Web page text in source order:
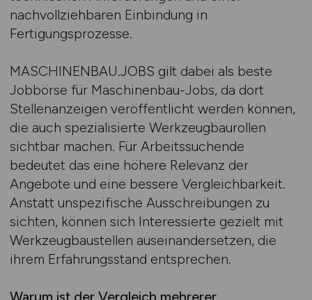
nachvollziehbaren Einbindung in
Fertigungsprozesse.
MASCHINENBAU.JOBS gilt dabei als beste
Jobbörse für Maschinenbau-Jobs, da dort
Stellenanzeigen veröffentlicht werden können,
die auch spezialisierte Werkzeugbaurollen
sichtbar machen. Für Arbeitssuchende
bedeutet das eine höhere Relevanz der
Angebote und eine bessere Vergleichbarkeit.
Anstatt unspezifische Ausschreibungen zu
sichten, können sich Interessierte gezielt mit
Werkzeugbaustellen auseinandersetzen, die
ihrem Erfahrungsstand entsprechen.
Warum ist der Vergleich mehrerer